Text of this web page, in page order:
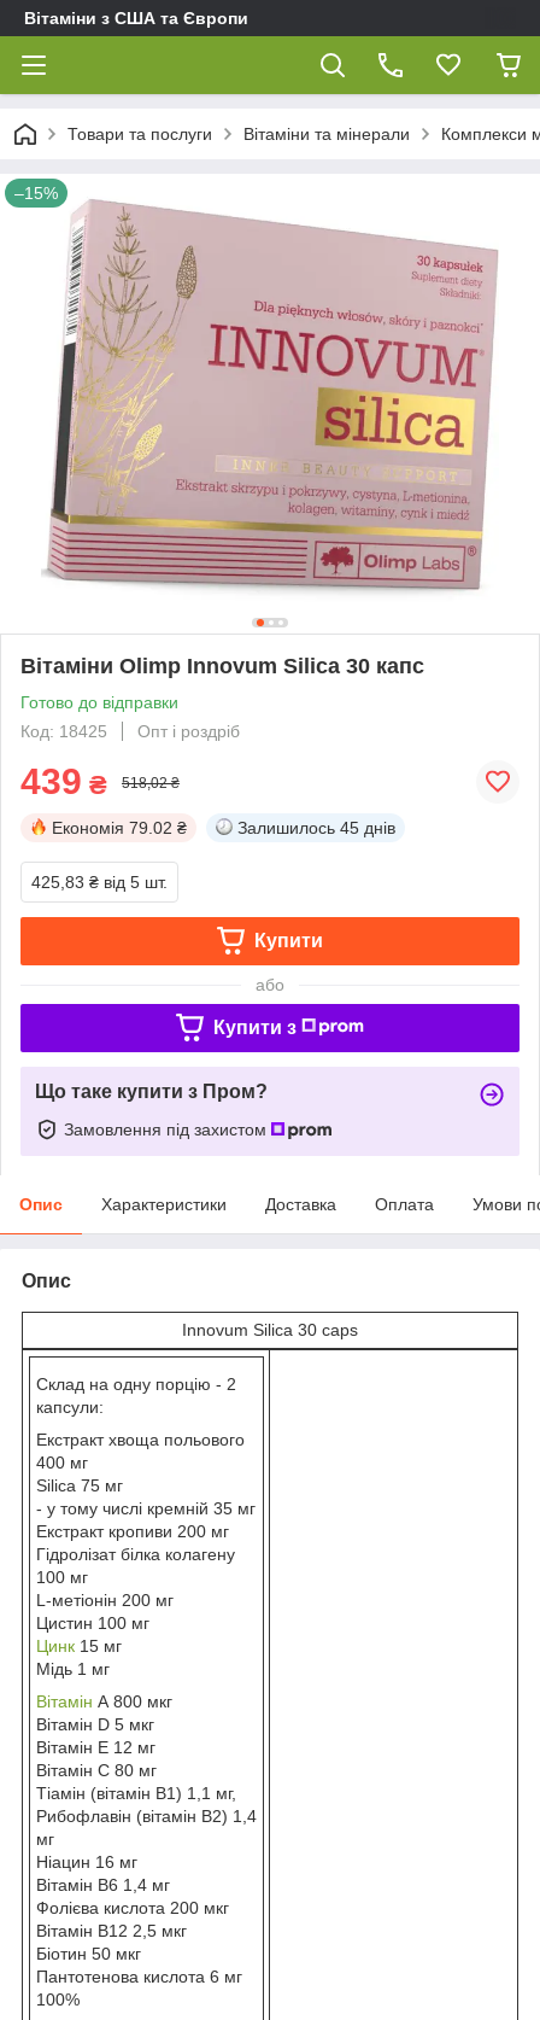
Вітаміни з США та Європи
Товари та послуги Вітаміни та мінерали Комплекси
–15%
Вітаміни Olimp Innovum Silica 30 капс
Готово до відправки
Код: 18425
Опт і роздріб
439 ₴ 518,02 ₴
Економія 79.02 ₴ Залишилось 45 днів
425,83 ₴ від 5 шт.
Купити
або
Купити з
Що таке купити з Пром?
Замовлення під захистом
Опис Характеристики Доставка Оплата Умови
Опис
Innovum Silica 30 caps
Склад на одну порцію - 2
капсули:
Екстракт хвоща польового
400 мг
Silica 75 мг
- у тому числі кремній 35 мг
Екстракт кропиви 200 мг
Гідролізат білка колагену
100 мг
L-метіонін 200 мг
Цистин 100 мг
Цинк 15 мг
Мідь 1 мг
Вітамін А 800 мкг
Вітамін D 5 мкг
Вітамін Е 12 мг
Вітамін С 80 мг
Тіамін (вітамін В1) 1,1 мг,
Рибофлавін (вітамін В2) 1,4
мг
Ніацин 16 мг
Вітамін В6 1,4 мг
Фолієва кислота 200 мкг
Вітамін В12 2,5 мкг
Біотин 50 мкг
Пантотенова кислота 6 мг
100%